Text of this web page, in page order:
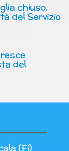
chiuso,
del Servizio
del
(Fi)